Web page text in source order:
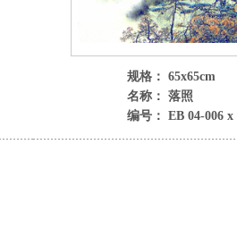
规格： 65x65cm
名称： 落照
编号： EB 04-006 x